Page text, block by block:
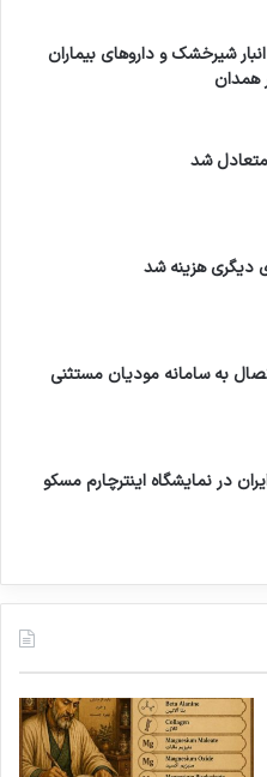
شیرخشک و داروهای بیماران
همدان
شد
دیگری هزینه شد
به سامانه مودیان مستثنی
در نمایشگاه اینترچارم مسکو